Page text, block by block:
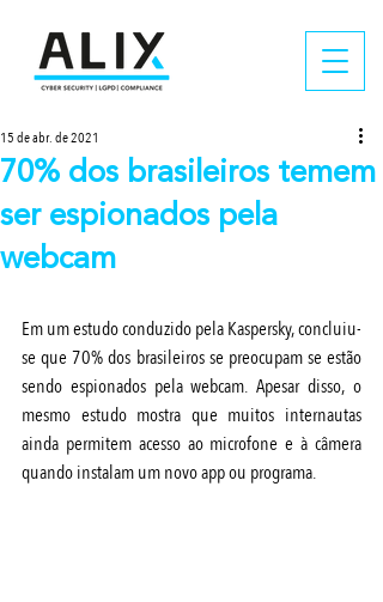
70% dos brasileiros temem
ser espionados pela
webcam
15 de abr. de 2021
Em um estudo conduzido pela Kaspersky, concluiu-
se que 70% dos brasileiros se preocupam se estão
sendo espionados pela webcam. Apesar disso, o
mesmo estudo mostra que muitos internautas
ainda permitem acesso ao microfone e à câmera
quando instalam um novo app ou programa.